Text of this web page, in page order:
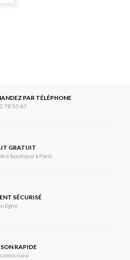
PAR TÉLÉPHONE
78 53 67
GRATUIT
boutique à Paris
SÉCURISÉ
ligne
RAPIDE
suivi